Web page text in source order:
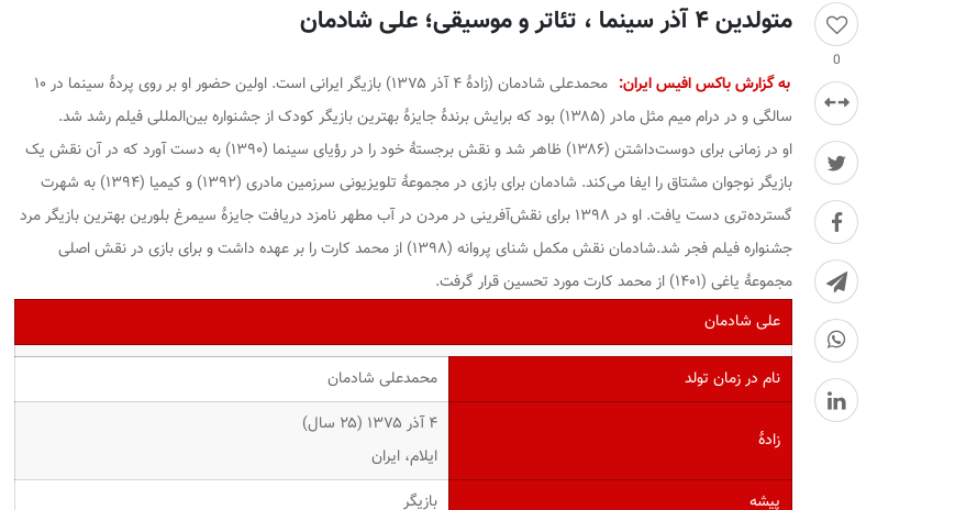
0
متولدین ۴ آذر سینما ، تئاتر و موسیقی؛ علی شادمان
به گزارش باکس افیس ایران:
محمدعلی شادمان (زادهٔ ۴ آذر ۱۳۷۵) بازیگر ایرانی است. اولین حضور او بر روی پردهٔ سینما در ۱۰
سالگی و در دراممیم مثل مادر (۱۳۸۵) بود که برایش برندهٔ جایزهٔ بهترین بازیگر کودک از جشنواره بین‌المللی فیلم رشد شد.
او درزمانی برای دوست‌داشتن (۱۳۸۶) ظاهر شد و نقش برجستهٔ خود را در رؤیای سینما
(۱۳۹۰) به دست آورد که در آن نقش یک
بازیگر نوجوان مشتاق را ایفا می‌کند. شادمان برای بازی در مجموعهٔ تلویزیونی سرزمین مادری (۱۳۹۲) و کیمیا
(۱۳۹۴) به شهرت
گسترده‌تری دست یافت. او در ۱۳۹۸ برای نقش‌آفرینی در
مردن در آب مطهرنامزد دریافت جایزهٔ سیمرغ بلورین بهترین بازیگر مرد
جشنواره فیلم فجر شد.شادمان نقش مکمل شنای پروانه
(۱۳۹۸) از محمد کارت را بر عهده داشت و برای بازی در نقش اصلی
مجموعهٔ یاغی (۱۴۰۱) از محمد کارت مورد تحسین قرار گرفت.
علی شادمان
نام در زمان تولد محمدعلی شادمان
زادهٔ
۴ آذر ۱۳۷۵ ‏(۲۵ سال)
ایلام، ایران
پیشه
بازیگر